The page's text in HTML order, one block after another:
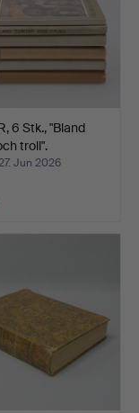
6 Stk., "Bland
troll".
Jun 2026